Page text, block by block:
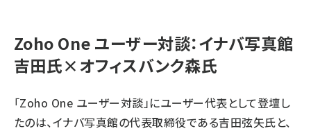
Zoho One ユーザー対談：イナバ写真館
吉田氏×オフィスバンク森氏
「Zoho One ユーザー対談」にユーザー代表として登壇し
たのは、イナバ写真館の代表取締役である吉田弦矢氏と、